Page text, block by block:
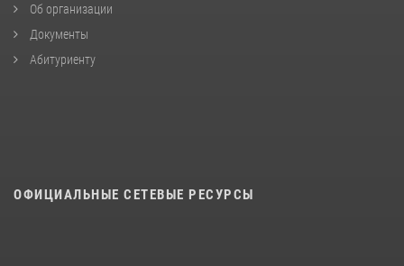
Об организации
Документы
Абитуриенту
ОФИЦИАЛЬНЫЕ СЕТЕВЫЕ РЕСУРСЫ